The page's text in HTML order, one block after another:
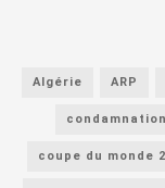
Algérie ARP
condamnation
coupe du monde